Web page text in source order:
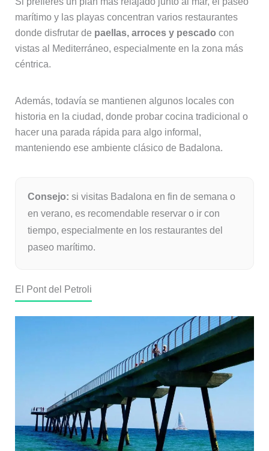
marítimo y las playas concentran varios restaurantes
donde disfrutar de paellas, arroces y pescado con
vistas al Mediterráneo, especialmente en la zona más
céntrica.
Además, todavía se mantienen algunos locales con
historia en la ciudad, donde probar cocina tradicional o
hacer una parada rápida para algo informal,
manteniendo ese ambiente clásico de Badalona.
Consejo: si visitas Badalona en fin de semana o
en verano, es recomendable reservar o ir con
tiempo, especialmente en los restaurantes del
paseo marítimo.
El Pont del Petroli